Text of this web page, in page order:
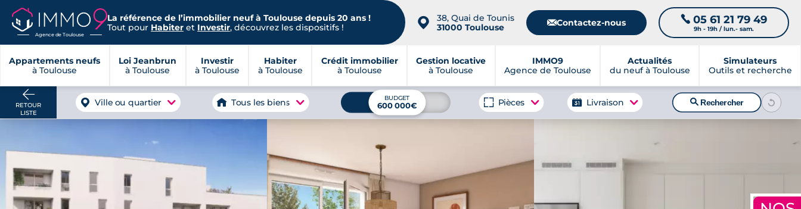
Agence de Toulouse
La référence de l’immobilier neuf à Toulouse depuis 20 ans !
Tout pour Habiter et Investir, découvrez les dispositifs ! 📍
38, Quai de Tounis
31000 Toulouse
📧Contactez-nous 📞 05 61 21 79 49
9h - 19h / lun.- sam.
Appartements neufs
à Toulouse
Loi Jeanbrun
à Toulouse
Investir
à Toulouse
Habiter
à Toulouse
Crédit immobilier
à Toulouse
Gestion locative
à Toulouse
IMMO9
Agence de Toulouse
Actualités
du neuf à Toulouse
Simulateurs
Outils et recherche
RETOUR
LISTE
Ville ou quartier Tous les biens BUDGET
600 000€ Pièces Livraison 🔍Rechercher